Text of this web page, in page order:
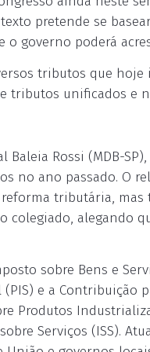
pretende se
o governo poderá
tributos que
tributos unificados e
Rossi (MDB-
no ano passado. O
reforma tributária,
colegiado, alegando
sobre Bens e
e a Contribuição
Produtos
Serviços (ISS).